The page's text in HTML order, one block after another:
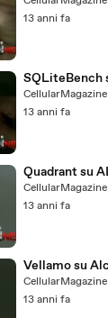
13 anni fa
SQLiteBench
CellularMagazine
13 anni fa
Quadrant su
CellularMagazine
13 anni fa
Vellamo su
CellularMagazine
13 anni fa